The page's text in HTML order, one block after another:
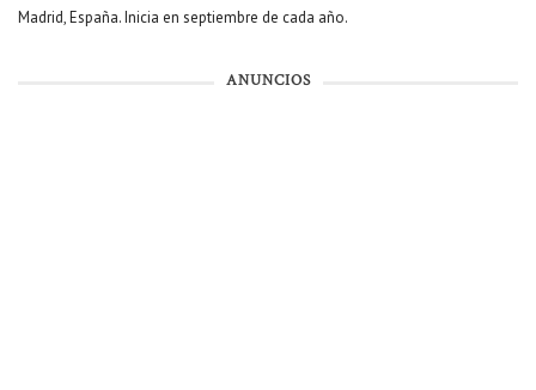
Madrid, España. Inicia en septiembre de cada año.
ANUNCIOS